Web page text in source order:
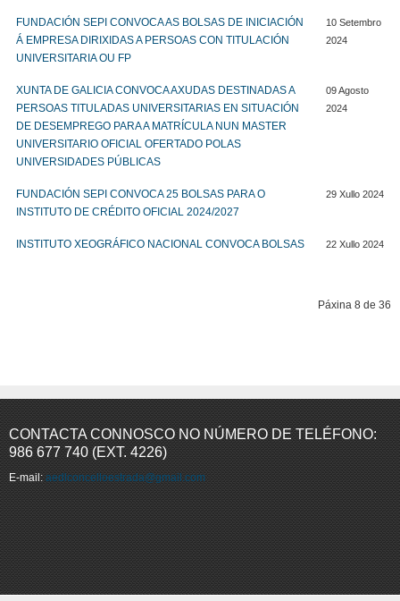
FUNDACIÓN SEPI CONVOCA AS BOLSAS DE INICIACIÓN
Á EMPRESA DIRIXIDAS A PERSOAS CON TITULACIÓN
UNIVERSITARIA OU FP
10 Setembro
2024
XUNTA DE GALICIA CONVOCA AXUDAS DESTINADAS A
PERSOAS TITULADAS UNIVERSITARIAS EN SITUACIÓN
DE DESEMPREGO PARA A MATRÍCULA NUN MASTER
UNIVERSITARIO OFICIAL OFERTADO POLAS
UNIVERSIDADES PÚBLICAS
09 Agosto
2024
FUNDACIÓN SEPI CONVOCA 25 BOLSAS PARA O
INSTITUTO DE CRÉDITO OFICIAL 2024/2027
29 Xullo 2024
INSTITUTO XEOGRÁFICO NACIONAL CONVOCA BOLSAS 22 Xullo 2024
Páxina 8 de 36
CONTACTA CONNOSCO NO NÚMERO DE TELÉFONO:
986 677 740 (EXT. 4226)
E-mail: aedlconcelloestrada@gmail.com